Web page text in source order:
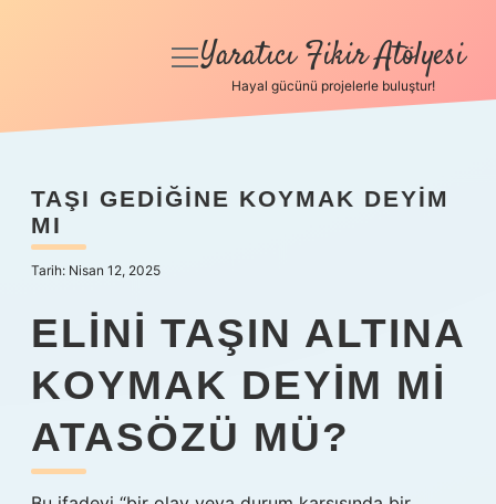
Anasayfa
Hakkımızda
menüyü
Yaratıcı Fikir Atölyesi
Hayal gücünü projelerle buluştur!
TAŞI GEDIĞINE KOYMAK DEYIM
MI
Tarih: Nisan 12, 2025
ELINI TAŞIN ALTINA
KOYMAK DEYIM MI
ATASÖZÜ MÜ?